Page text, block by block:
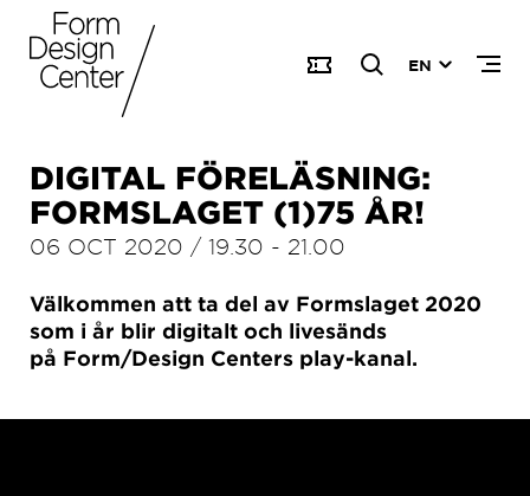
EN
DIGITAL FÖRELÄSNING:
FORMSLAGET (1)75 ÅR!
06 OCT 2020 / 19.30 - 21.00
Välkommen att ta del av Formslaget 2020
som i år blir digitalt och livesänds
på Form/Design Centers play-kanal.